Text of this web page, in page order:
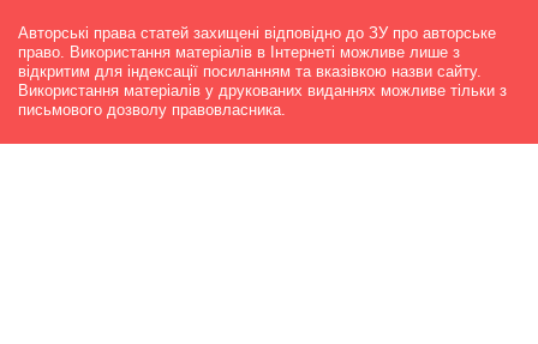
Авторські права статей захищені відповідно до ЗУ про авторське
право. Використання матеріалів в Інтернеті можливе лише з
відкритим для індексації посиланням та вказівкою назви сайту.
Використання матеріалів у друкованих виданнях можливе тільки з
письмового дозволу правовласника.